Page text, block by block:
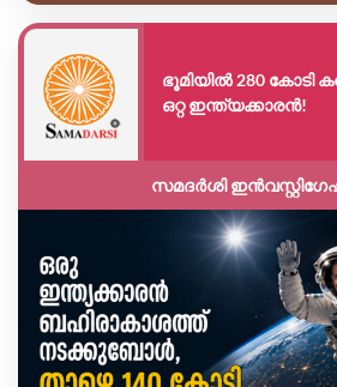
ഭൂമിയിൽ 280
ഒറ്റ ഇന്ത്യക്കാരൻ!
സമദർശി